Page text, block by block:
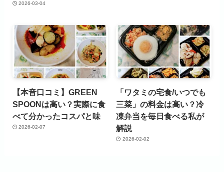
2026-03-04
【本音口コミ】GREEN
SPOONは高い？実際に食
べて分かったコスパと味
2026-02-07
「ワタミの宅食/いつでも
三菜」の料金は高い？冷
凍弁当を毎日食べる私が
解説
2026-02-02